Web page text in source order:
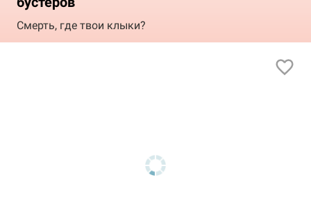
Смерть, где твои клыки?